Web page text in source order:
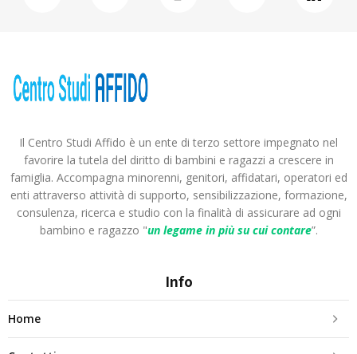
Il Centro Studi Affido è un ente di terzo settore impegnato nel
favorire la tutela del diritto di bambini e ragazzi a crescere in
famiglia. Accompagna minorenni, genitori, affidatari, operatori ed
enti attraverso attività di supporto, sensibilizzazione, formazione,
consulenza, ricerca e studio con la finalità di assicurare ad ogni
bambino e ragazzo "un legame in più su cui contare”.
Info
Home